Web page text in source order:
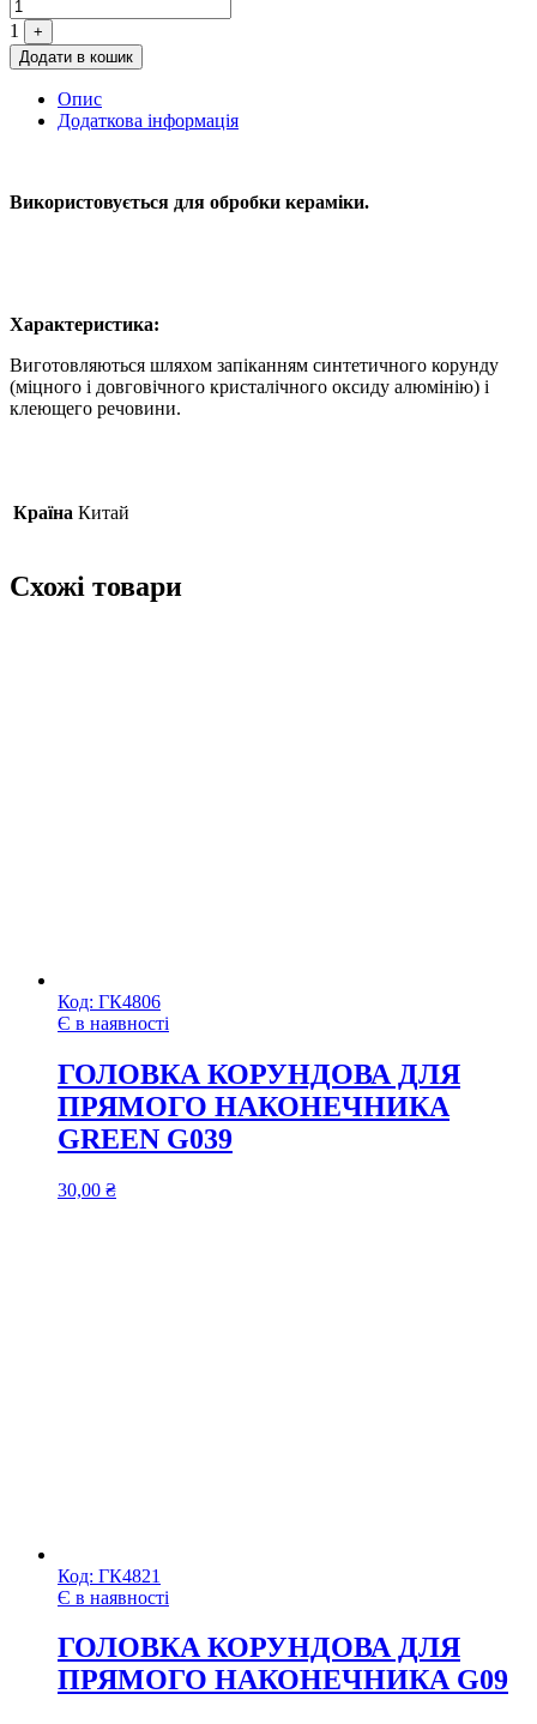
1
+
Додати в кошик
Опис
Додаткова інформація
Використовується для обробки кераміки.
Характеристика:
Виготовляються шляхом запіканням синтетичного корунду
(міцного і довговічного кристалічного оксиду алюмінію) і
клеющего речовини.
Країна Китай
Схожі товари
Код: ГК4806
Є в наявності
ГОЛОВКА КОРУНДОВА ДЛЯ
ПРЯМОГО НАКОНЕЧНИКА
GREEN G039
30,00 ₴
Код: ГК4821
Є в наявності
ГОЛОВКА КОРУНДОВА ДЛЯ
ПРЯМОГО НАКОНЕЧНИКА G09